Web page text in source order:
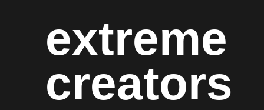
extreme
creators